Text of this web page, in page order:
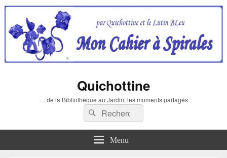
Quichottine
… de la Bibliothèque au Jardin, les moments partagés
Recherche :
Rechercher
Menu